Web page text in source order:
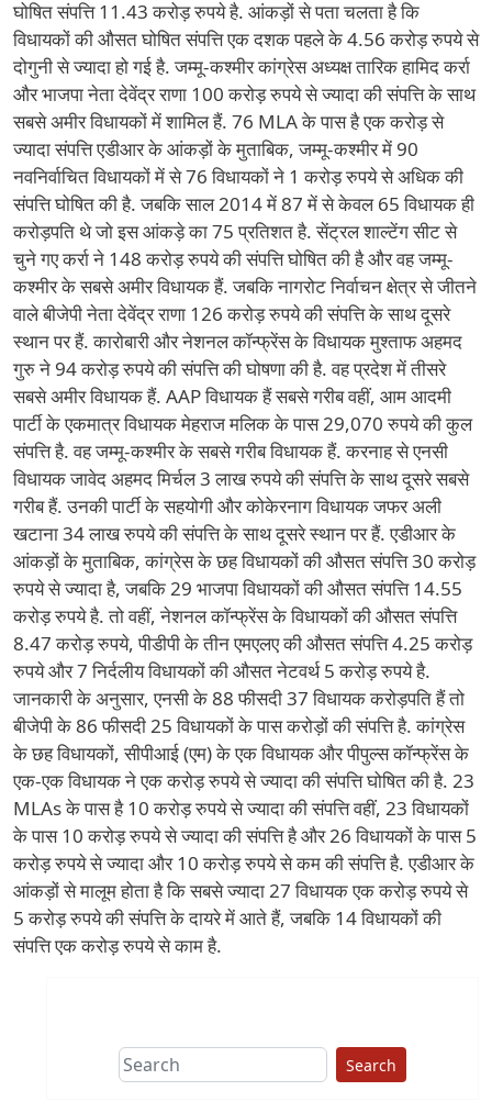
घोषित संपत्ति 11.43 करोड़ रुपये है. आंकड़ों से पता चलता है कि
विधायकों की औसत घोषित संपत्ति एक दशक पहले के 4.56 करोड़ रुपये से
दोगुनी से ज्यादा हो गई है. जम्मू-कश्मीर कांग्रेस अध्यक्ष तारिक हामिद कर्रा
और भाजपा नेता देवेंद्र राणा 100 करोड़ रुपये से ज्यादा की संपत्ति के साथ
सबसे अमीर विधायकों में शामिल हैं. 76 MLA के पास है एक करोड़ से
ज्यादा संपत्ति एडीआर के आंकड़ों के मुताबिक, जम्मू-कश्मीर में 90
नवनिर्वाचित विधायकों में से 76 विधायकों ने 1 करोड़ रुपये से अधिक की
संपत्ति घोषित की है. जबकि साल 2014 में 87 में से केवल 65 विधायक ही
करोड़पति थे जो इस आंकड़े का 75 प्रतिशत है. सेंट्रल शाल्टेंग सीट से
चुने गए कर्रा ने 148 करोड़ रुपये की संपत्ति घोषित की है और वह जम्मू-
कश्मीर के सबसे अमीर विधायक हैं. जबकि नागरोट निर्वाचन क्षेत्र से जीतने
वाले बीजेपी नेता देवेंद्र राणा 126 करोड़ रुपये की संपत्ति के साथ दूसरे
स्थान पर हैं. कारोबारी और नेशनल कॉन्फ्रेंस के विधायक मुश्ताफ अहमद
गुरु ने 94 करोड़ रुपये की संपत्ति की घोषणा की है. वह प्रदेश में तीसरे
सबसे अमीर विधायक हैं. AAP विधायक हैं सबसे गरीब वहीं, आम आदमी
पार्टी के एकमात्र विधायक मेहराज मलिक के पास 29,070 रुपये की कुल
संपत्ति है. वह जम्मू-कश्मीर के सबसे गरीब विधायक हैं. करनाह से एनसी
विधायक जावेद अहमद मिर्चल 3 लाख रुपये की संपत्ति के साथ दूसरे सबसे
गरीब हैं. उनकी पार्टी के सहयोगी और कोकेरनाग विधायक जफर अली
खटाना 34 लाख रुपये की संपत्ति के साथ दूसरे स्थान पर हैं. एडीआर के
आंकड़ों के मुताबिक, कांग्रेस के छह विधायकों की औसत संपत्ति 30 करोड़
रुपये से ज्यादा है, जबकि 29 भाजपा विधायकों की औसत संपत्ति 14.55
करोड़ रुपये है. तो वहीं, नेशनल कॉन्फ्रेंस के विधायकों की औसत संपत्ति
8.47 करोड़ रुपये, पीडीपी के तीन एमएलए की औसत संपत्ति 4.25 करोड़
रुपये और 7 निर्दलीय विधायकों की औसत नेटवर्थ 5 करोड़ रुपये है.
जानकारी के अनुसार, एनसी के 88 फीसदी 37 विधायक करोड़पति हैं तो
बीजेपी के 86 फीसदी 25 विधायकों के पास करोड़ों की संपत्ति है. कांग्रेस
के छह विधायकों, सीपीआई (एम) के एक विधायक और पीपुल्स कॉन्फ्रेंस के
एक-एक विधायक ने एक करोड़ रुपये से ज्यादा की संपत्ति घोषित की है. 23
MLAs के पास है 10 करोड़ रुपये से ज्यादा की संपत्ति वहीं, 23 विधायकों
के पास 10 करोड़ रुपये से ज्यादा की संपत्ति है और 26 विधायकों के पास 5
करोड़ रुपये से ज्यादा और 10 करोड़ रुपये से कम की संपत्ति है. एडीआर के
आंकड़ों से मालूम होता है कि सबसे ज्यादा 27 विधायक एक करोड़ रुपये से
5 करोड़ रुपये की संपत्ति के दायरे में आते हैं, जबकि 14 विधायकों की
संपत्ति एक करोड़ रुपये से काम है.
Search